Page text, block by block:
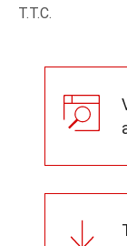
T.T.C.